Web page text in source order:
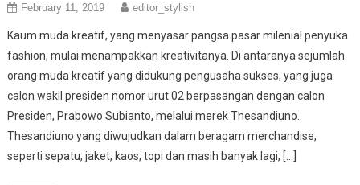
February 11, 2019 editor_stylish
Kaum muda kreatif, yang menyasar pangsa pasar milenial penyuka
fashion, mulai menampakkan kreativitanya. Di antaranya sejumlah
orang muda kreatif yang didukung pengusaha sukses, yang juga
calon wakil presiden nomor urut 02 berpasangan dengan calon
Presiden, Prabowo Subianto, melalui merek Thesandiuno.
Thesandiuno yang diwujudkan dalam beragam merchandise,
seperti sepatu, jaket, kaos, topi dan masih banyak lagi, […]